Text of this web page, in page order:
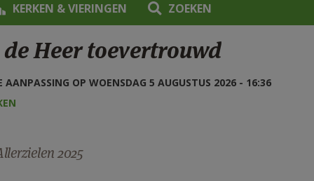
KERKEN & VIERINGEN ZOEKEN
Heer toevertrouwd
AANPASSING OP WOENSDAG 5 AUGUSTUS 2026 - 16:36
2025